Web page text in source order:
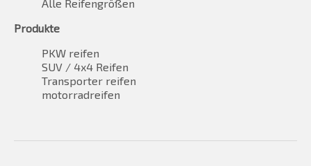
Alle Reifengrößen
Produkte
PKW reifen
SUV / 4x4 Reifen
Transporter reifen
motorradreifen